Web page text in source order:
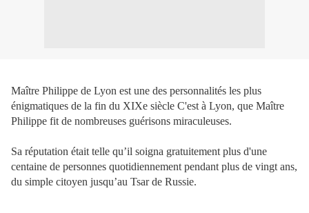
Maître Philippe de Lyon est une des personnalités les plus
énigmatiques de la fin du XIXe siècle C'est à Lyon, que Maître
Philippe fit de nombreuses guérisons miraculeuses.
Sa réputation était telle qu’il soigna gratuitement plus d'une
centaine de personnes quotidiennement pendant plus de vingt ans,
du simple citoyen jusqu’au Tsar de Russie.